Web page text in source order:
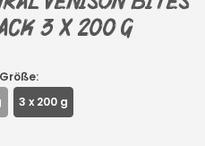
3 x 200 g
Größe:
3 x 200 g